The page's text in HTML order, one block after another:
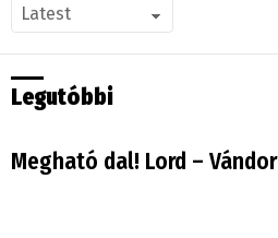
Legutóbbi
Megható dal! Lord – Vándor